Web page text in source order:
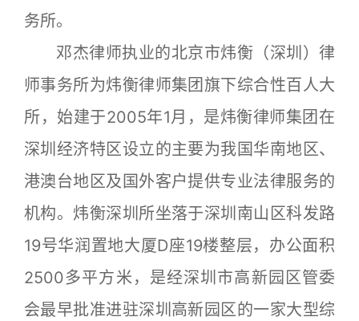
务所。
邓杰律师执业的北京市炜衡（深圳）律
师事务所为炜衡律师集团旗下综合性百人大
所，始建于2005年1月，是炜衡律师集团在
深圳经济特区设立的主要为我国华南地区、
港澳台地区及国外客户提供专业法律服务的
机构。炜衡深圳所坐落于深圳南山区科发路
19号华润置地大厦D座19楼整层，办公面积
2500多平方米，是经深圳市高新园区管委
会最早批准进驻深圳高新园区的一家大型综